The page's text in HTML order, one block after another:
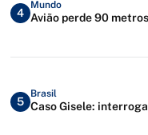
4
Mundo
Avião perde 90
5
Brasil
Caso Gisele: